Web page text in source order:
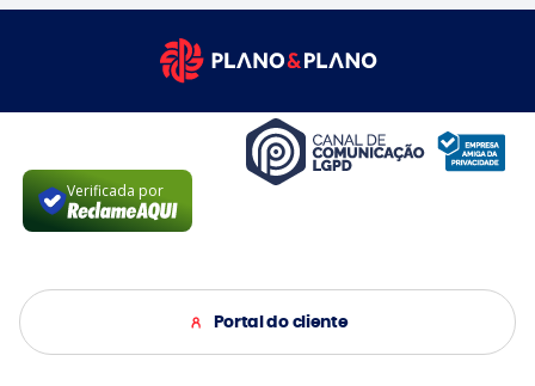
Verificada por
Portal do cliente